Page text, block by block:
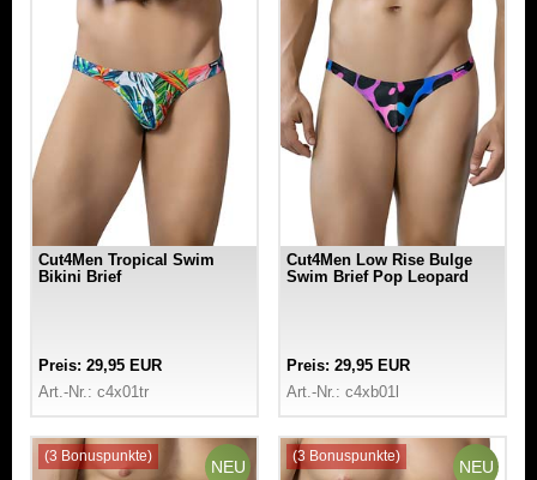
Cut4Men Tropical Swim
Bikini Brief
Preis: 29,95 EUR
Art.-Nr.: c4x01tr
Cut4Men Low Rise Bulge
Swim Brief Pop Leopard
Preis: 29,95 EUR
Art.-Nr.: c4xb01l
NEU
(3 Bonuspunkte)
NEU
(3 Bonuspunkte)